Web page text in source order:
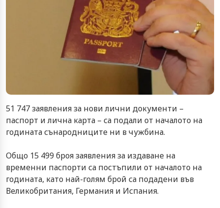
51 747 заявления за нови лични документи –
паспорт и лична карта – са подали от началото на
годината сънародниците ни в чужбина.
Общо 15 499 броя заявления за издаване на
временни паспорти са постъпили от началото на
годината, като най-голям брой са подадени във
Великобритания, Германия и Испания.